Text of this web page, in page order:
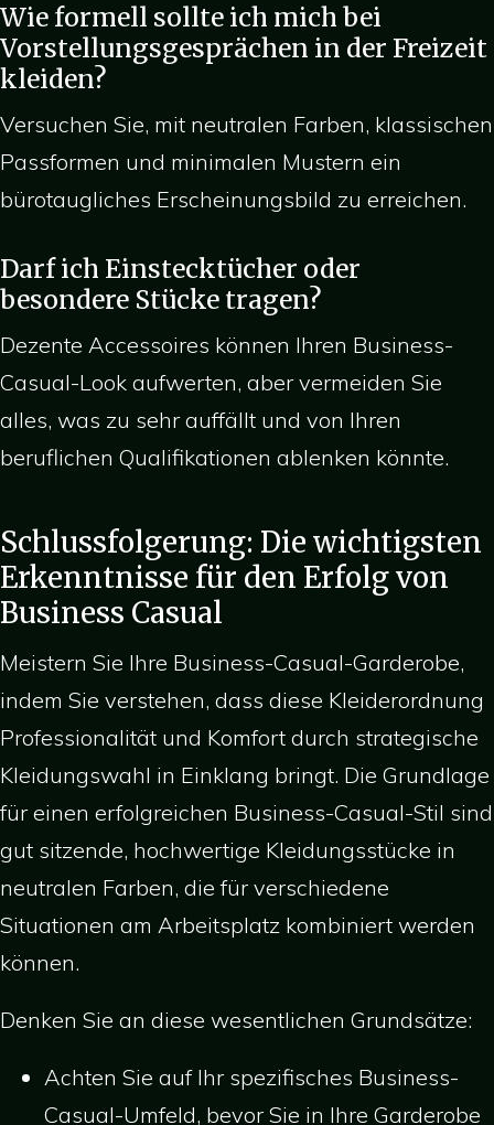
Wie formell sollte ich mich bei
Vorstellungsgesprächen in der Freizeit
kleiden?
Versuchen Sie, mit neutralen Farben, klassischen
Passformen und minimalen Mustern ein
bürotaugliches Erscheinungsbild zu erreichen.
Darf ich Einstecktücher oder
besondere Stücke tragen?
Dezente Accessoires können Ihren Business-
Casual-Look aufwerten, aber vermeiden Sie
alles, was zu sehr auffällt und von Ihren
beruflichen Qualifikationen ablenken könnte.
Schlussfolgerung: Die wichtigsten
Erkenntnisse für den Erfolg von
Business Casual
Meistern Sie Ihre Business-Casual-Garderobe,
indem Sie verstehen, dass diese Kleiderordnung
Professionalität und Komfort durch strategische
Kleidungswahl in Einklang bringt. Die Grundlage
für einen erfolgreichen Business-Casual-Stil sind
gut sitzende, hochwertige Kleidungsstücke in
neutralen Farben, die für verschiedene
Situationen am Arbeitsplatz kombiniert werden
können.
Denken Sie an diese wesentlichen Grundsätze:
Achten Sie auf Ihr spezifisches Business-
Casual-Umfeld, bevor Sie in Ihre Garderobe